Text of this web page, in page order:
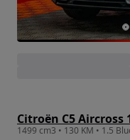
Citroën C5 Aircross
1499 cm3 • 130 KM • 1.5